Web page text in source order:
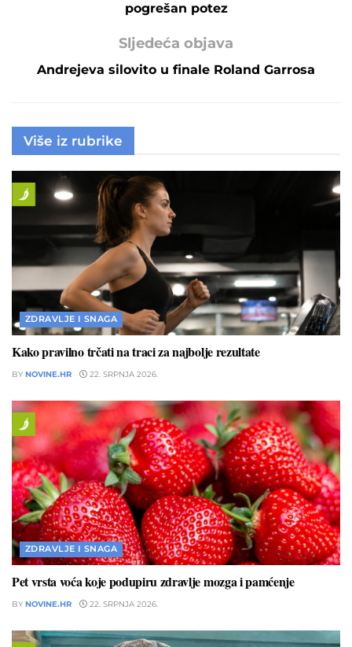
pogrešan potez
Sljedeća objava
Andrejeva silovito u finale Roland Garrosa
Više iz rubrike
ZDRAVLJE I SNAGA
Kako pravilno trčati na traci za najbolje rezultate
BY NOVINE.HR 22. SRPNJA 2026.
ZDRAVLJE I SNAGA
Pet vrsta voća koje podupiru zdravlje mozga i pamćenje
BY NOVINE.HR 22. SRPNJA 2026.